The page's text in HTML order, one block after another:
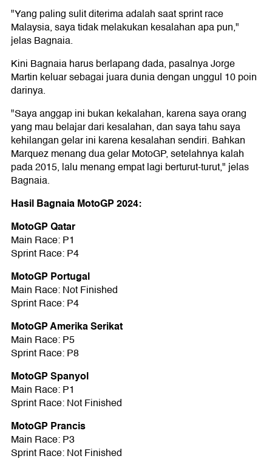
"Yang paling sulit diterima adalah saat sprint race
Malaysia, saya tidak melakukan kesalahan apa pun,"
jelas Bagnaia.
Kini Bagnaia harus berlapang dada, pasalnya Jorge
Martin keluar sebagai juara dunia dengan unggul 10 poin
darinya.
"Saya anggap ini bukan kekalahan, karena saya orang
yang mau belajar dari kesalahan, dan saya tahu saya
kehilangan gelar ini karena kesalahan sendiri. Bahkan
Marquez menang dua gelar MotoGP, setelahnya kalah
pada 2015, lalu menang empat lagi berturut-turut," jelas
Bagnaia.
Hasil Bagnaia MotoGP 2024:
MotoGP Qatar
Main Race: P1
Sprint Race: P4
MotoGP Portugal
Main Race: Not Finished
Sprint Race: P4
MotoGP Amerika Serikat
Main Race: P5
Sprint Race: P8
MotoGP Spanyol
Main Race: P1
Sprint Race: Not Finished
MotoGP Prancis
Main Race: P3
Sprint Race: Not Finished